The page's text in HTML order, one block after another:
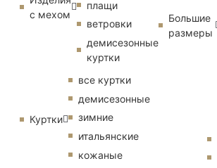
с мехом
плащи
ветровки
демисезонные
куртки
Куртки
все куртки
демисезонные
зимние
итальянские
кожаные
Большие
размеры